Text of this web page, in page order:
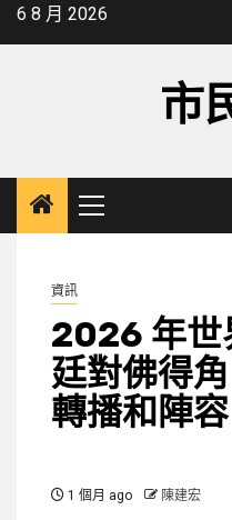
Skip6 8 月 2026
市
Primary
Menu
資訊
2026 年世
廷對佛得
轉播和陣容
1 個月 ago 陳建宏